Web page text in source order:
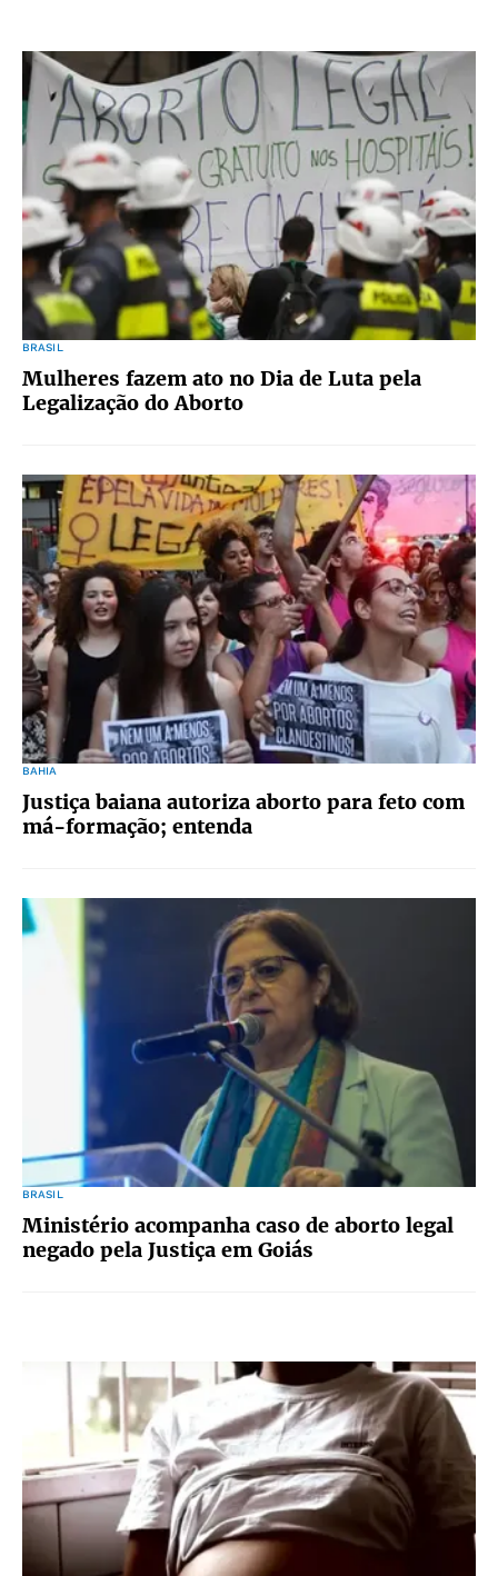
BRASIL
Mulheres fazem ato no Dia de Luta pela
Legalização do Aborto
BAHIA
Justiça baiana autoriza aborto para feto com
má-formação; entenda
BRASIL
Ministério acompanha caso de aborto legal
negado pela Justiça em Goiás